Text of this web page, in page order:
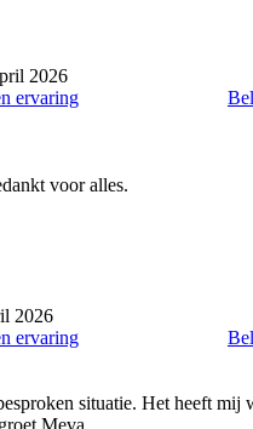
2026
ervaring
voor alles.
2026
ervaring
situatie. Het heeft mij
Meva.